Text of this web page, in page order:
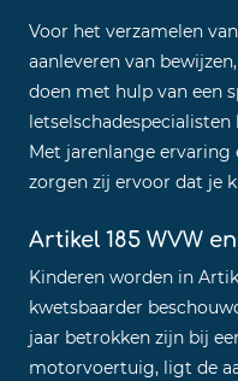
Voor het verzamelen
aanleveren van
doen met hulp van een
Met jarenlange ervaring
zorgen zij ervoor dat je
Artikel 185 WVW
Kinderen worden in
kwetsbaarder
jaar betrokken zijn bij
motorvoertuig, ligt de